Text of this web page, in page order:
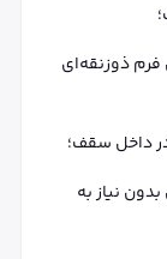
ذوزنقه‌ای
داخل سقف؛
نیاز به